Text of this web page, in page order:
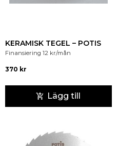
KERAMISK TEGEL – POTIS
Finansiering 12 kr/mån
370 kr
Lägg till